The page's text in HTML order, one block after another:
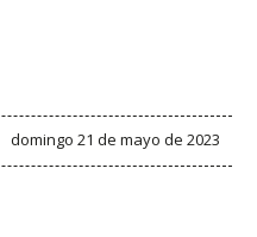
domingo 21 de mayo de 2023